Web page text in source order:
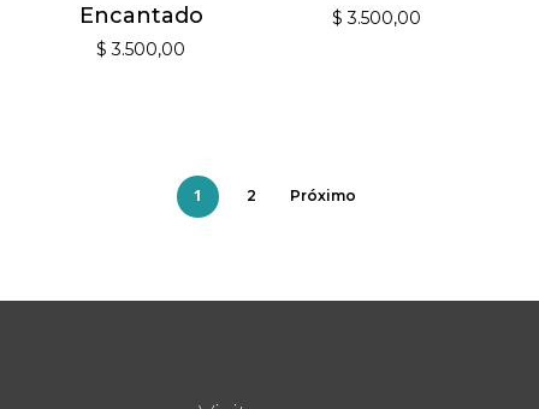
Encantado
$ 3.500,00
$ 3.500,00
1 2 Próximo